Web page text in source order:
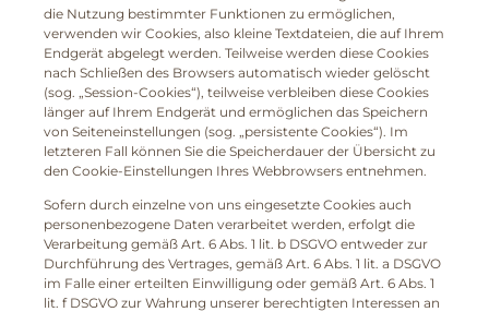
die Nutzung bestimmter Funktionen zu ermöglichen,
verwenden wir Cookies, also kleine Textdateien, die auf Ihrem
Endgerät abgelegt werden. Teilweise werden diese Cookies
nach Schließen des Browsers automatisch wieder gelöscht
(sog. „Session-Cookies“), teilweise verbleiben diese Cookies
länger auf Ihrem Endgerät und ermöglichen das Speichern
von Seiteneinstellungen (sog. „persistente Cookies“). Im
letzteren Fall können Sie die Speicherdauer der Übersicht zu
den Cookie-Einstellungen Ihres Webbrowsers entnehmen.
Sofern durch einzelne von uns eingesetzte Cookies auch
personenbezogene Daten verarbeitet werden, erfolgt die
Verarbeitung gemäß Art. 6 Abs. 1 lit. b DSGVO entweder zur
Durchführung des Vertrages, gemäß Art. 6 Abs. 1 lit. a DSGVO
im Falle einer erteilten Einwilligung oder gemäß Art. 6 Abs. 1
lit. f DSGVO zur Wahrung unserer berechtigten Interessen an